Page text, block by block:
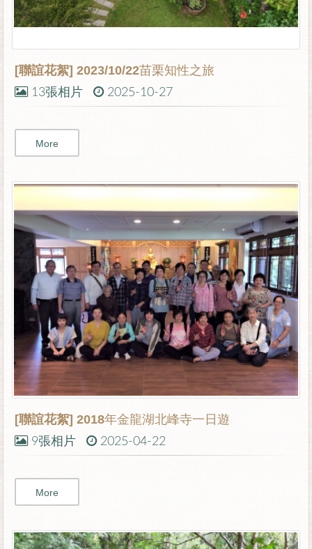
[聯誼花絮] 2023/10/22苗栗知性之旅
13張相片 2025-10-27
More
[聯誼花絮] 2018年金龍湖北峰寺一日遊
9張相片 2025-04-22
More